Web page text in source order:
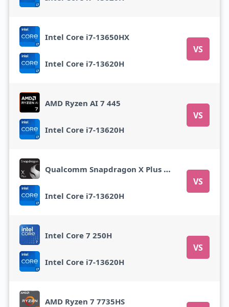
Intel Core i7-13650HX
VS
Intel Core i7-13620H
AMD Ryzen AI 7 445
VS
Intel Core i7-13620H
Qualcomm Snapdragon X Plus X1P-42-100
VS
Intel Core i7-13620H
Intel Core 7 250H
VS
Intel Core i7-13620H
AMD Ryzen 7 7735HS